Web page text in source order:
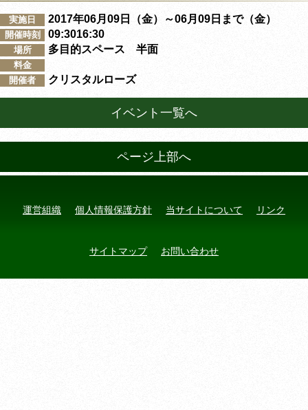
実施日 2017年06月09日（金）～06月09日まで（金）
開催時刻 09:3016:30
場所 多目的スペース 半面
料金
開催者
クリスタルローズ
イベント一覧へ
ページ上部へ
運営組織 個人情報保護方針 当サイトについて リンク
サイトマップ お問い合わせ